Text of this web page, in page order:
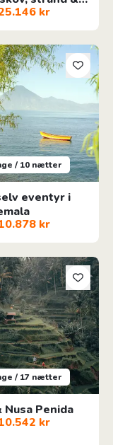
kr
/ 10 nætter
eventyr i
kr
eventyr i Guatemala
/ 17 nætter
Nusa Penida
kr
Penida